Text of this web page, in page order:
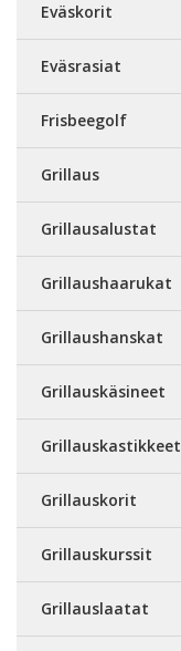
Eväskorit
Eväsrasiat
Frisbeegolf
Grillaus
Grillausalustat
Grillaushaarukat
Grillaushanskat
Grillauskäsineet
Grillauskastikkeet
Grillauskorit
Grillauskurssit
Grillauslaatat